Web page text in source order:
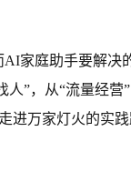
AI家庭助手要解决
”，从“流量经营”
进万家灯火的实